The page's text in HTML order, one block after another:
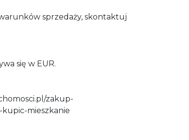
sprzedaży, skontaktuj
się w EUR.
zakup-
mieszkanie